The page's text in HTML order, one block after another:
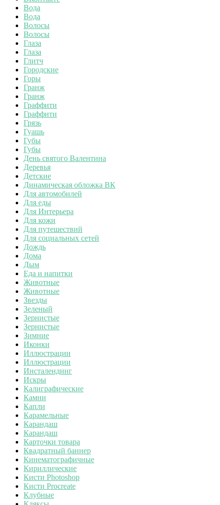
Вода
Вода
Волосы
Волосы
Глаза
Глаза
Глитч
Городские
Горы
Гранж
Гранж
Граффити
Граффити
Грязь
Гуашь
Губы
Губы
День святого Валентина
Деревья
Детские
Динамическая обложка ВК
Для автомобилей
Для еды
Для Интерьера
Для кожи
Для путешествий
Для социальных сетей
Дождь
Дома
Дым
Еда и напитки
Животные
Животные
Звезды
Зеленый
Зернистые
Зернистые
Зимние
Иконки
Иллюстрации
Иллюстрации
Инсталендинг
Искры
Калиграфические
Камни
Капли
Карамельные
Карандаш
Карандаш
Карточки товара
Квадратный баннер
Кинематографичные
Кириллические
Кисти Photoshop
Кисти Procreate
Клубные